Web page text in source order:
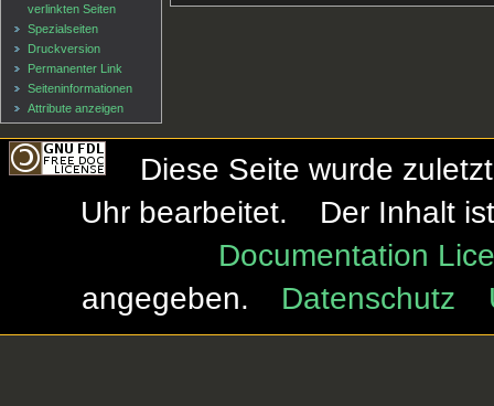
verlinkten Seiten
Spezialseiten
Druckversion
Permanenter Link
Seiten­informationen
Attribute anzeigen
Diese Seite wurde
Uhr bearbeitet.
Der Inhalt
Documentation
angegeben.
Datenschutz